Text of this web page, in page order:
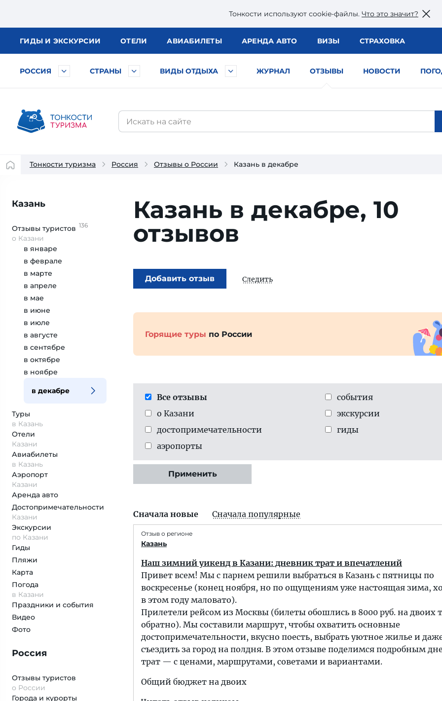
Тонкости используют сookie-файлы. Что это значит?
ГИДЫ И ЭКСКУРСИИ ОТЕЛИ АВИАБИЛЕТЫ АРЕНДА АВТО ВИЗЫ СТРАХОВКА
РОССИЯ СТРАНЫ ВИДЫ ОТДЫХА ЖУРНАЛ ОТЗЫВЫ НОВОСТИ
Тонкости туризма Россия Отзывы о России Казань в декабре
Казань
Отзывы туристов 136
о Казани
в январе
в феврале
в марте
в апреле
в мае
в июне
в июле
в августе
в сентябре
в октябре
в ноябре
в декабре
Туры
в Казань
Отели
Казани
Авиабилеты
в Казань
Аэропорт
Казани
Аренда авто
Достопримеча­тельности
Казани
Экскурсии
по Казани
Гиды
Пляжи
Карта
Погода
в Казани
Праздники и события
Видео
Фото
Россия
Отзывы туристов
о России
Города и курорты
Казань в декабре, 10
отзывов
Добавить отзыв Следить
Горящие туры по России
Все отзывы
о Казани
достопримеча­тельности
аэропорты
события
экскурсии
гиды
Применить
Сначала новые Сначала популярные
Отзыв о регионе
Казань
Наш зимний уикенд в Казани: дневник трат и впечатлений
Привет всем! Мы с парнем решили выбраться в Казань с пятницы по
воскресенье (конец ноября, но по ощущениям уже настоящая зима,
в этом году маловато).
Прилетели рейсом из Москвы (билеты обошлись в 8000 руб. на двоих
обратно). Мы составили маршрут, чтобы охватить основные
достопримечательности, вкусно поесть, выбрать уютное жилье и
съездить за город на полдня. В этом отзыве поделимся подробным
трат — с ценами, маршрутами, советами и вариантами.
Общий бюджет на двоих